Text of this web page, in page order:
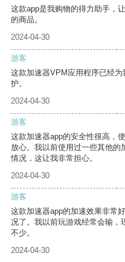
这款app是我购物的得力助手，
的商品。
2024-04-30
游客
这款加速器VPM应用程序已经
护。
2024-04-30
游客
这款加速器app的安全性很高，
放心。我以前使用过一些其他的
情况，这让我非常担心。
2024-04-30
游客
这款加速器app的加速效果非常
况了。我以前玩游戏经常会输，
不少。
2024-04-30